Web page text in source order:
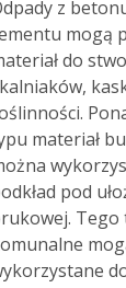
z
mogą
do
materiał
pod
Tego